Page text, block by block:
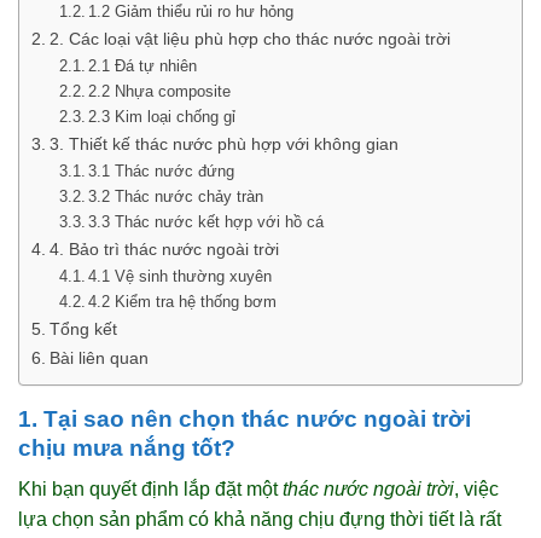
1.2 Giảm thiểu rủi ro hư hỏng
2. Các loại vật liệu phù hợp cho thác nước ngoài trời
2.1 Đá tự nhiên
2.2 Nhựa composite
2.3 Kim loại chống gỉ
3. Thiết kế thác nước phù hợp với không gian
3.1 Thác nước đứng
3.2 Thác nước chảy tràn
3.3 Thác nước kết hợp với hồ cá
4. Bảo trì thác nước ngoài trời
4.1 Vệ sinh thường xuyên
4.2 Kiểm tra hệ thống bơm
Tổng kết
Bài liên quan
1. Tại sao nên chọn thác nước ngoài trời
chịu mưa nắng tốt?
Khi bạn quyết định lắp đặt mộtthác nước ngoài trời, việc
lựa chọn sản phẩm có khả năng chịu đựng thời tiết là rất